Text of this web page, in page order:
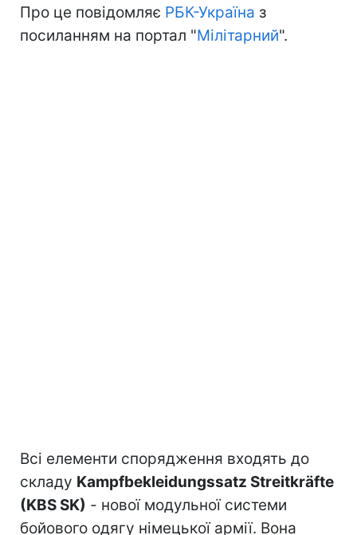
Про це повідомляє РБК-Україна з
посиланням на портал "Мілітарний".
Всі елементи спорядження входять до
складу Kampfbekleidungssatz Streitkräfte
(KBS SK) - нової модульної системи
бойового одягу німецької армії. Вона